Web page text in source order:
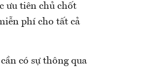
ưu tiên chủ chốt
phí cho tất cả
có sự thông qua